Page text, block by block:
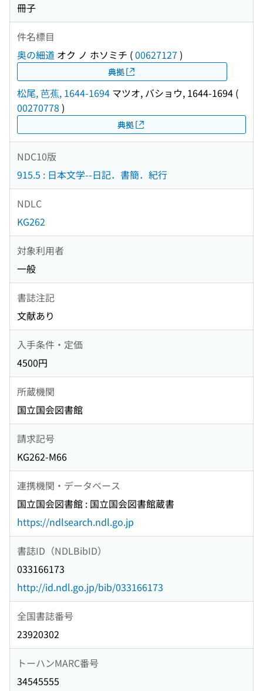
冊子
件名標目
奥の細道 オク ノ ホソミチ (00627127 )
典拠
松尾, 芭蕉, 1644-1694 マツオ, バショウ, 1644-1694 (
00270778 )
典拠
NDC10版
915.5 : 日本文学--日記．書簡．紀行
NDLC
KG262
対象利用者
一般
書誌注記
文献あり
入手条件・定価
4500円
所蔵機関
国立国会図書館
請求記号
KG262-M66
連携機関・データベース
国立国会図書館 : 国立国会図書館蔵書
https://ndlsearch.ndl.go.jp
書誌ID（NDLBibID）
033166173
http://id.ndl.go.jp/bib/033166173
全国書誌番号
23920302
トーハンMARC番号
34545555